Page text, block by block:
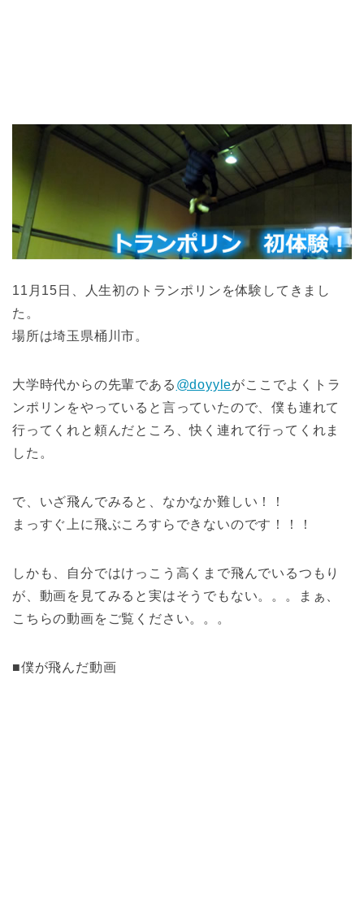
11月15日、人生初のトランポリンを体験してきまし
た。
場所は埼玉県桶川市。
大学時代からの先輩である @doyyleがここでよくトラ
ンポリンをやっていると言っていたので、僕も連れて
行ってくれと頼んだところ、快く連れて行ってくれま
した。
で、いざ飛んでみると、なかなか難しい！！
まっすぐ上に飛ぶころすらできないのです！！！
しかも、自分ではけっこう高くまで飛んでいるつもり
が、動画を見てみると実はそうでもない。。。まぁ、
こちらの動画をご覧ください。。。
■僕が飛んだ動画